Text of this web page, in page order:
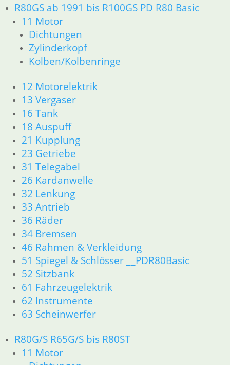
R80GS ab 1991 bis R100GS PD R80 Basic
11 Motor
Dichtungen
Zylinderkopf
Kolben/Kolbenringe
12 Motorelektrik
13 Vergaser
16 Tank
18 Auspuff
21 Kupplung
23 Getriebe
31 Telegabel
26 Kardanwelle
32 Lenkung
33 Antrieb
36 Räder
34 Bremsen
46 Rahmen & Verkleidung
51 Spiegel & Schlösser __PDR80Basic
52 Sitzbank
61 Fahrzeugelektrik
62 Instrumente
63 Scheinwerfer
R80G/S R65G/S bis R80ST
11 Motor
12 Motorelektrik
13 Vergaser
16 Tank
18 Auspuff
21 Kupplung
26 Kardanwelle
31 Telegabel
32 Lenkung
33 Antrieb
34 Bremsen
36 Räder
46 Rahmen & Verkleidung
51 Spiegel & Schlösser
52 Sitzbank
61 Fahrzeugelektrik
62 Instrumente
R45 & R65LS
11 Motor
Dichtungen
Zylinderkopf
Kolben/Kolbenringe
12 Motorelektrik
13 Vergaser
18 Auspuff
21 Kupplung
34 Bremsen
36 Räder